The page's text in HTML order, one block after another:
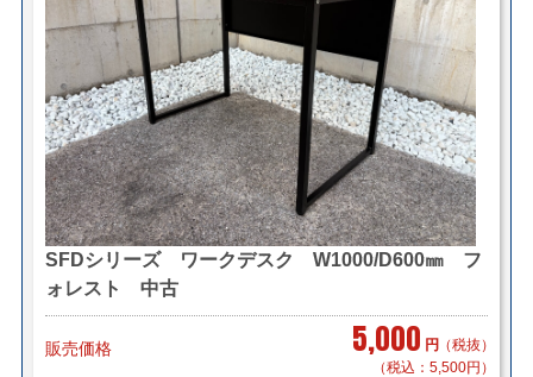
SFDシリーズ ワークデスク W1000/D600㎜ フ
ォレスト 中古
販売価格 5,000 円 （税抜）
（税込：5,500円）